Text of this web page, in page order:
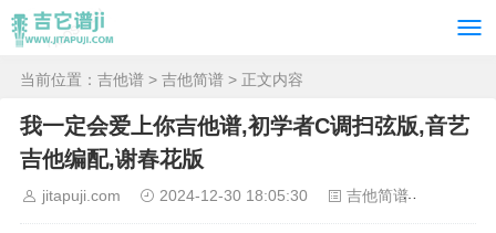
当前位置： 吉他谱 > 吉他简谱 > 正文内容
我一定会爱上你吉他谱,初学者C调扫弦版,音艺
吉他编配,谢春花版
jitapuji.com 2024-12-30 18:05:30 吉他简谱